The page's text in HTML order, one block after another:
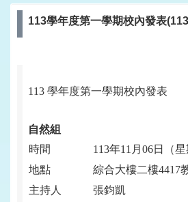
113學年度第一學期校內發表
113 學年度第一學期校內發表
自然組
時間
113年11月06日（
地點
綜合大樓二樓4417
主持人
張鈞凱